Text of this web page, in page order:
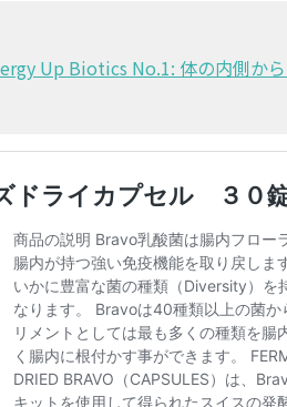
Up Biotics No.1: 体の内側か